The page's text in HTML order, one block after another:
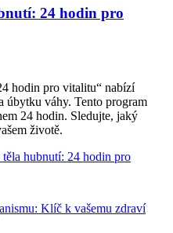
24 hodin pro
hodin pro vitalitu“ nabízí
úbytku váhy. Tento program
24 hodin. Sledujte, jaký
životě.
hubnutí: 24 hodin pro